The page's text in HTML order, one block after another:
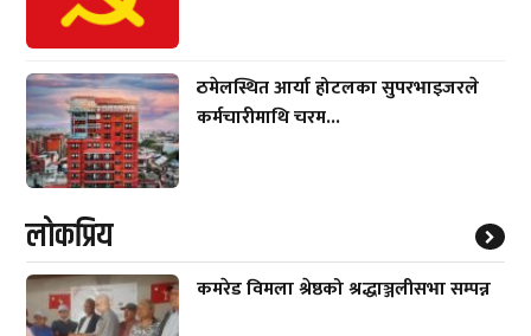
ठमेलस्थित आर्या होटलका सुपरभाइजरले
कर्मचारीमाथि चरम...
लाेकप्रिय
कमरेड विमला श्रेष्ठको श्रद्धाञ्जलीसभा सम्पन्न